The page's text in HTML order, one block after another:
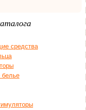
средства
белье